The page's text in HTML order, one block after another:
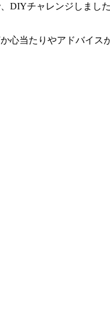
DIYチャレンジしまし
心当たりやアドバイス